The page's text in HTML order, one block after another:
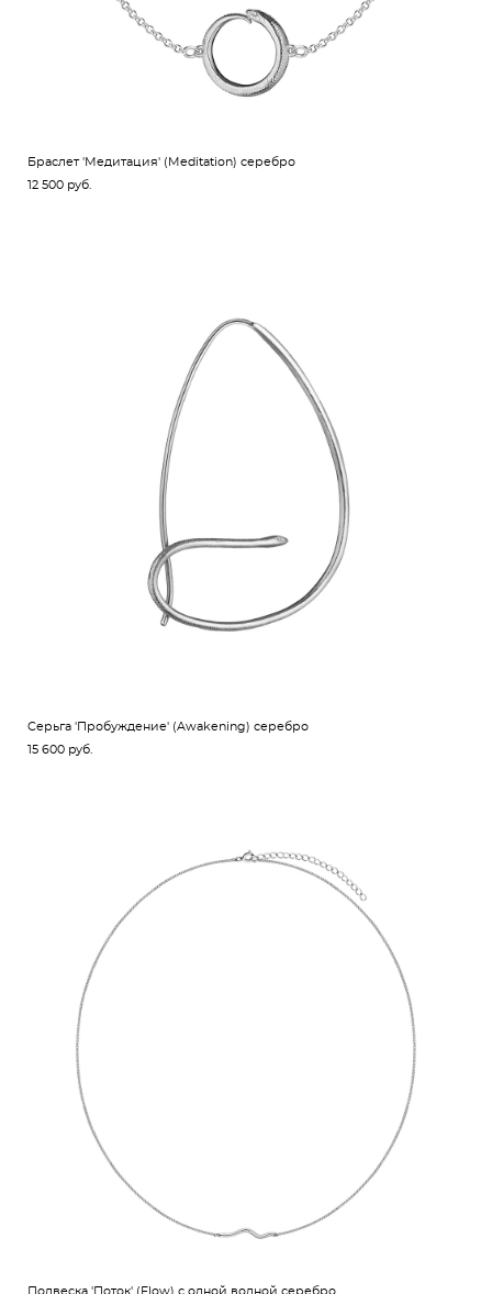
Браслет 'Медитация' (Meditation) серебро
12 500 pуб.
Cерьга 'Пробуждение' (Awakening) серебро
15 600 pуб.
Подвеска 'Поток' (Flow) с одной волной серебро